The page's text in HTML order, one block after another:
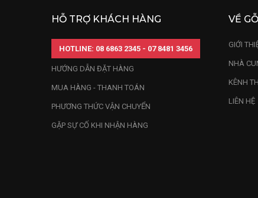
HỖ TRỢ KHÁCH HÀNG
HOTLINE: 08 6863 2345 - 07 8481 3456
HƯỚNG DẪN ĐẶT HÀNG
MUA HÀNG - THANH TOÁN
PHƯƠNG THỨC VẬN CHUYỂN
GẶP SỰ CỐ KHI NHẬN HÀNG
VỀ
GIỚI
NHÀ
KÊNH
LIÊN HỆ